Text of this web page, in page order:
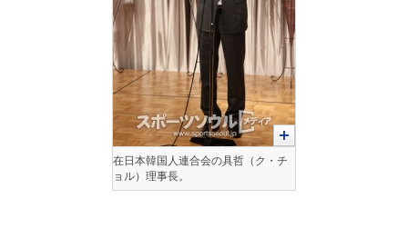
在日本韓国人連合会の具哲（ク・チ
ョル）理事長。